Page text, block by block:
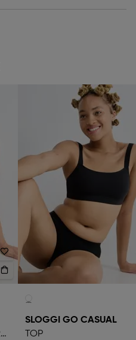
SOUTIEN-GORGE REMBOURRÉ
SLOGGI GO CASUAL
TOP